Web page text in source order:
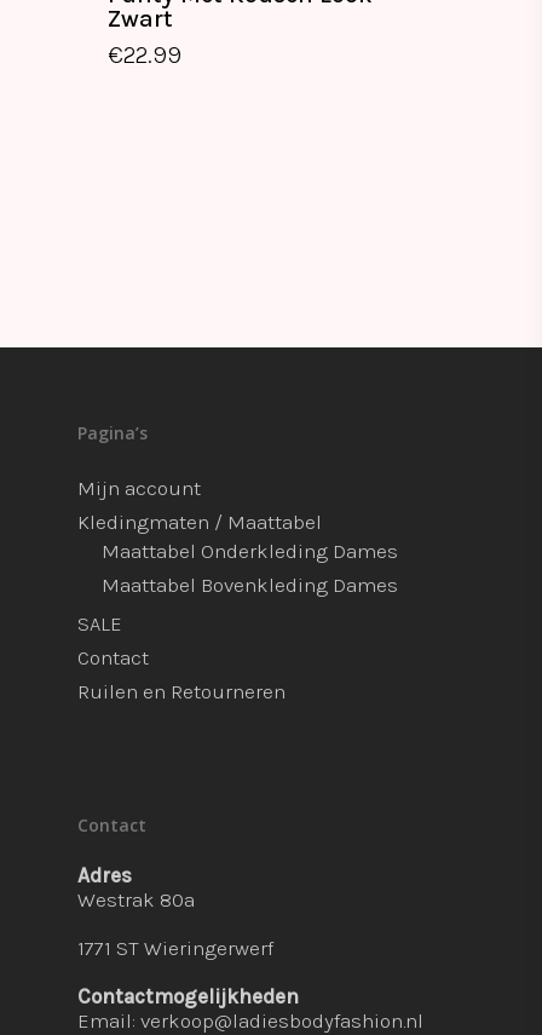
Zwart
€22.99
Pagina’s
Mijn account
Kledingmaten / Maattabel
Maattabel Onderkleding Dames
Maattabel Bovenkleding Dames
SALE
Contact
Ruilen en Retourneren
Contact
Adres
Westrak 80a
1771 ST Wieringerwerf
Contactmogelijkheden
Email: verkoop@ladiesbodyfashion.nl